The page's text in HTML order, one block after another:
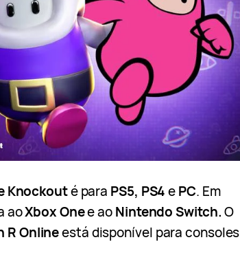
Knockouté para PS5, PS4ePC. Em
aoXbox Onee aoNintendo Switch.O
R Onlineestá disponível para consoles